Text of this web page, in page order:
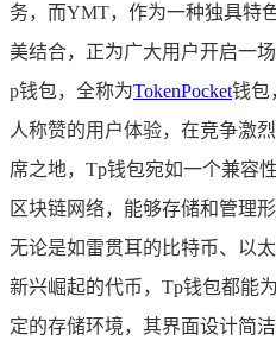
务，而YMT，作为一种独具特
美结合，正为广大用户开启一
p钱包，全称为TokenPocket钱包
人称赞的用户体验，在竞争激
席之地，Tp钱包宛如一个兼容
区块链网络，能够存储和管理
无论是如雷贯耳的比特币、以
新兴崛起的代币，Tp钱包都能
定的存储环境，其界面设计简